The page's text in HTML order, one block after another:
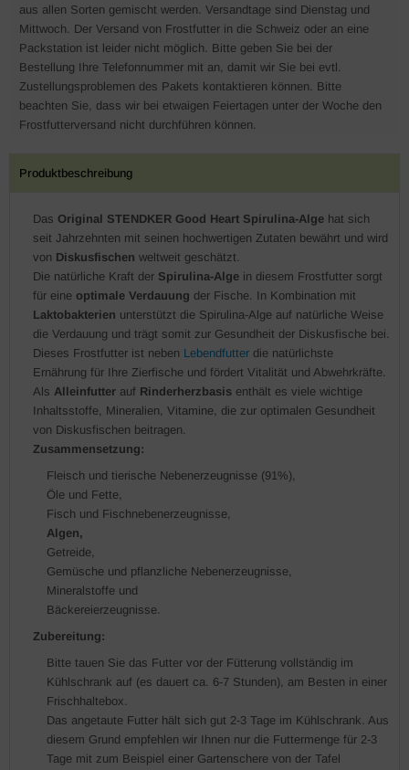
aus allen Sorten gemischt werden. Versandtage sind Dienstag und
Mittwoch. Der Versand von Frostfutter in die Schweiz oder an eine
Packstation ist leider nicht möglich. Bitte geben Sie bei der
Bestellung Ihre Telefonnummer mit an, damit wir Sie bei evtl.
Zustellungsproblemen des Pakets kontaktieren können. Bitte
beachten Sie, dass wir bei etwaigen Feiertagen unter der Woche den
Frostfutterversand nicht durchführen können.
Produktbeschreibung
Das Original STENDKER Good Heart Spirulina-Alge hat sich
seit Jahrzehnten mit seinen hochwertigen Zutaten bewährt und wird
von Diskusfischen weltweit geschätzt.
Die natürliche Kraft der Spirulina-Alge in diesem Frostfutter sorgt
für eine optimale Verdauung der Fische. In Kombination mit
Laktobakterien unterstützt die Spirulina-Alge auf natürliche Weise
die Verdauung und trägt somit zur Gesundheit der Diskusfische bei.
Dieses Frostfutter ist neben Lebendfutter die natürlichste
Ernährung für Ihre Zierfische und fördert Vitalität und Abwehrkräfte.
Als Alleinfutter auf Rinderherzbasis enthält es viele wichtige
Inhaltsstoffe, Mineralien, Vitamine, die zur optimalen Gesundheit
von Diskusfischen beitragen.
Zusammensetzung:
Fleisch und tierische Nebenerzeugnisse (91%),
Öle und Fette,
Fisch und Fischnebenerzeugnisse,
Algen,
Getreide,
Gemüsche und pflanzliche Nebenerzeugnisse,
Mineralstoffe und
Bäckereierzeugnisse.
Zubereitung:
Bitte tauen Sie das Futter vor der Fütterung vollständig im
Kühlschrank auf (es dauert ca. 6-7 Stunden), am Besten in einer
Frischhaltebox.
Das angetaute Futter hält sich gut 2-3 Tage im Kühlschrank. Aus
diesem Grund empfehlen wir Ihnen nur die Futtermenge für 2-3
Tage mit zum Beispiel einer Gartenschere von der Tafel